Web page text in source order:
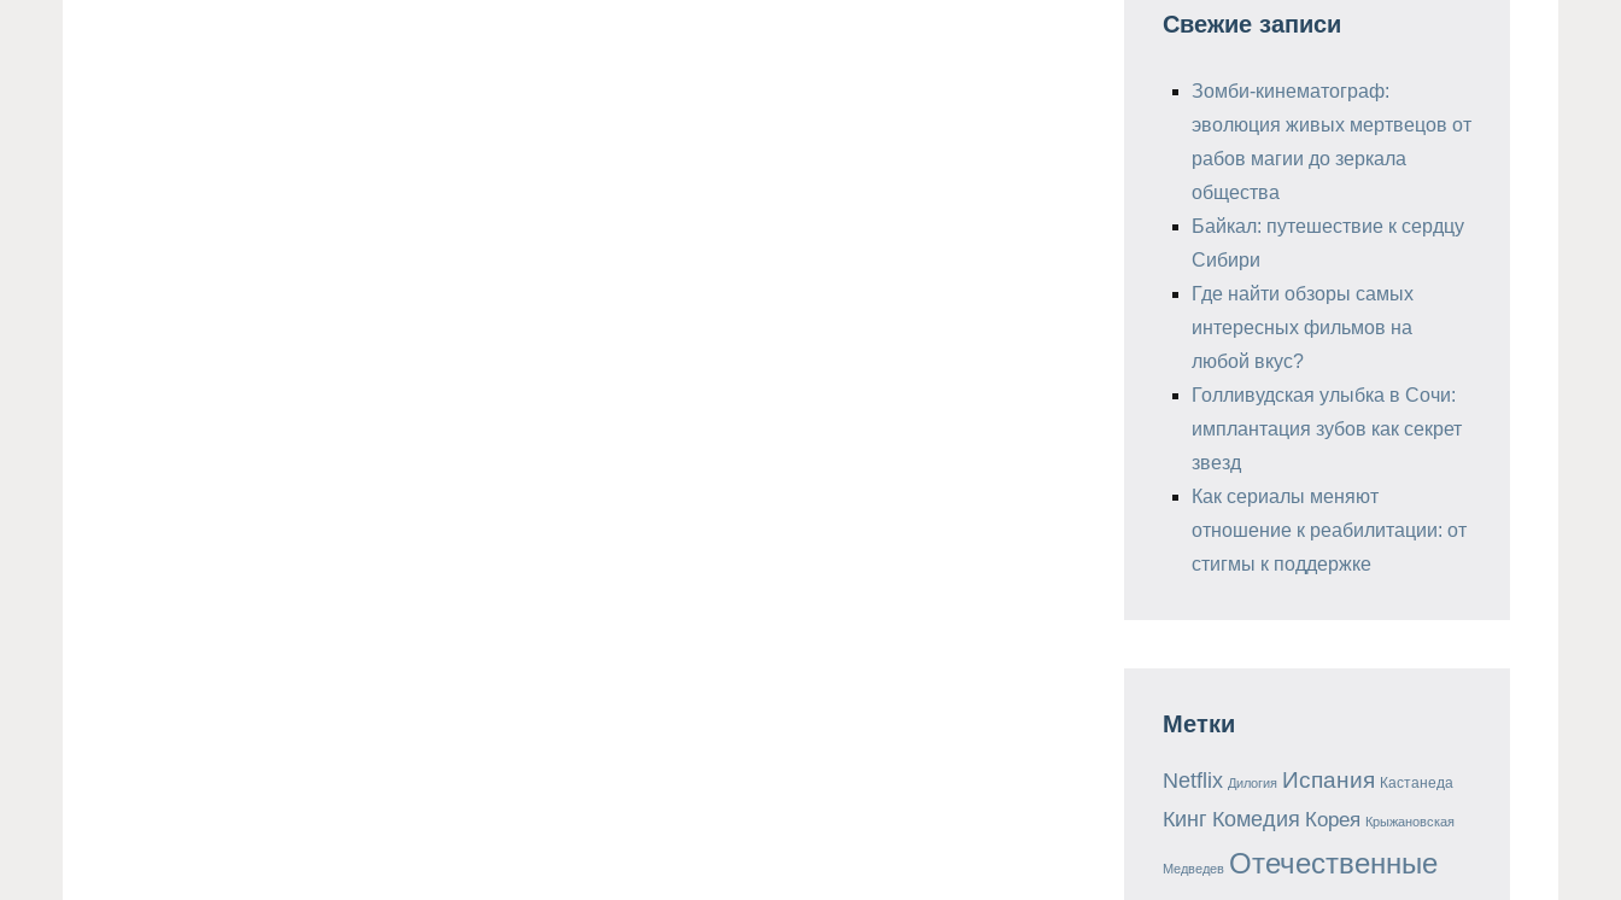
Свежие записи
Зомби-кинематограф:
эволюция живых мертвецов от
рабов магии до зеркала
общества
Байкал: путешествие к сердцу
Сибири
Где найти обзоры самых
интересных фильмов на
любой вкус?
Голливудская улыбка в Сочи:
имплантация зубов как секрет
звезд
Как сериалы меняют
отношение к реабилитации: от
стигмы к поддержке
Метки
Netflix Дилогия Испания Кастанеда
Кинг Комедия Корея Крыжановская
Медведев Отечественные